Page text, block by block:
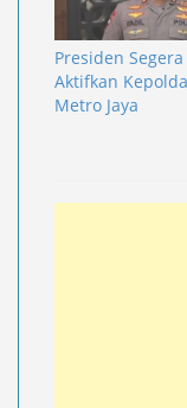
Presiden
Aktifkan Kepolda
Metro Jaya